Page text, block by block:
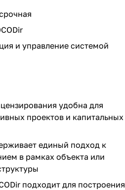
и управление системой
удобна для
проектов и капитальных
единый подход к
в рамках объекта или
подходит для построения